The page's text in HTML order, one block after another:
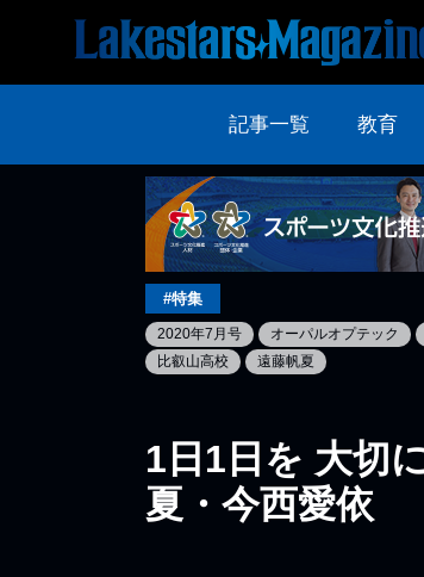
記事一覧 教育
#特集
2020年7月号 オーパルオプテック
比叡山高校
遠藤帆夏
1日1日を 大切
夏・今西愛依